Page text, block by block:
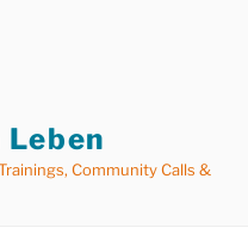
Community Calls &